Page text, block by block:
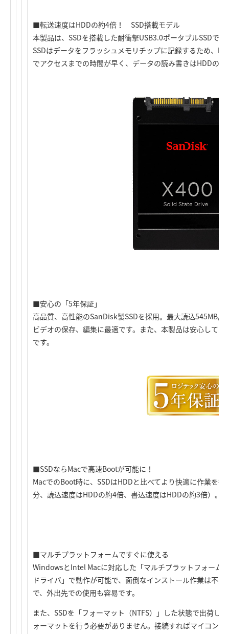
■転送速度はHDDの約4倍！ SSD搭載モデル
本製品は、SSDを搭載した耐衝撃USB3.0ポータブルSSDです
SSDはデータをフラッシュメモリチップに記録するため、
でアクセスまでの時間が早く、データの読み書きはHDDの
■安心の「5年保証」
高品質、高性能のSanDisk製SSDを採用。最大読込545MB/s
ビデオの保存、編集に最適です。また、本製品は安心して
です。
■SSDならMacで高速Bootが可能に！
MacでのBoot時に、SSDはHDDと比べてより快適に作業を
分、読込速度はHDDの約4倍、書込速度はHDDの約3倍）。
■マルチプラットフォームですぐに使える
WindowsとIntel Macに対応した「マルチプラットフォーム
ドライバ」で動作が可能で、面倒なインストール作業は不
で、外出先での使用も容易です。
また、SSDを「フォーマット（NTFS）」した状態で出荷し
ォーマットを行う必要がありません。接続すればマイコン